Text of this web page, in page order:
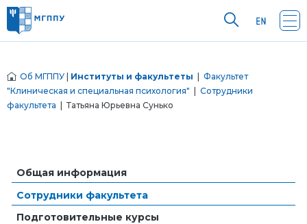
Об МГППУ Институты и факультеты
Факультет
"Клиническая и специальная психология"
Сотрудники
факультета | Татьяна Юрьевна Сунько
Общая информация
Сотрудники факультета
Подготовительные курсы